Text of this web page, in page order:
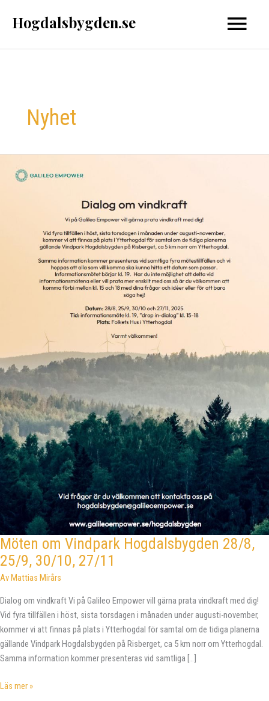
Hogdalsbygden.se
Nyhet
Möten om Vindpark Hogdalsbygden 28/8,
25/9, 30/10, 27/11
AvMattias Mirårs
Dialog om vindkraft Vi på Galileo Empower vill gärna prata vindkraft med dig!
Vid fyra tillfällen i höst, sista torsdagen i månaden under augusti-november,
kommer vi att finnas på plats i Ytterhogdal för samtal om de tidiga planerna
gällande Vindpark Hogdalsbygden på Risberget, ca 5 km norr om Ytterhogdal.
Samma information kommer presenteras vid samtliga […]
Möten
Läs mer »